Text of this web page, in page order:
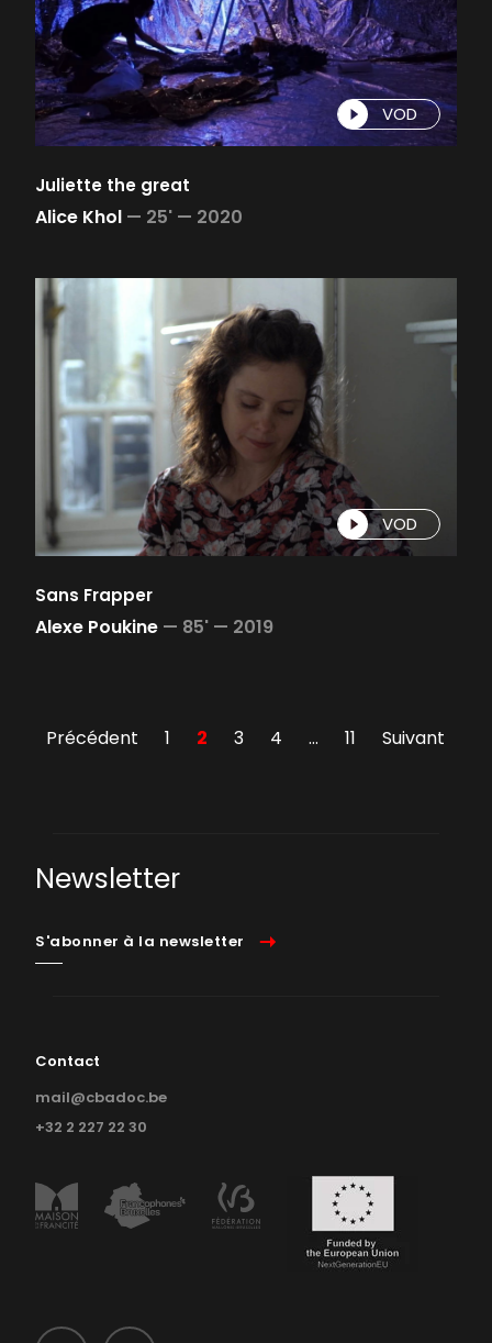
VOD
Juliette the great
Alice Khol — 25' — 2020
VOD
Sans Frapper
Alexe Poukine — 85' — 2019
Précédent 1 2 3 4 … 11 Suivant
Newsletter
S'abonner à la newsletter
Contact
mail@cbadoc.be
+32 2 227 22 30